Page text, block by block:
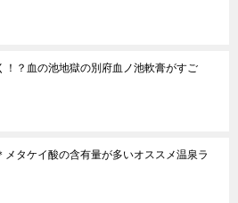
！？血の池地獄の別府血ノ池軟膏がすご
メタケイ酸の含有量が多いオススメ温泉ラ